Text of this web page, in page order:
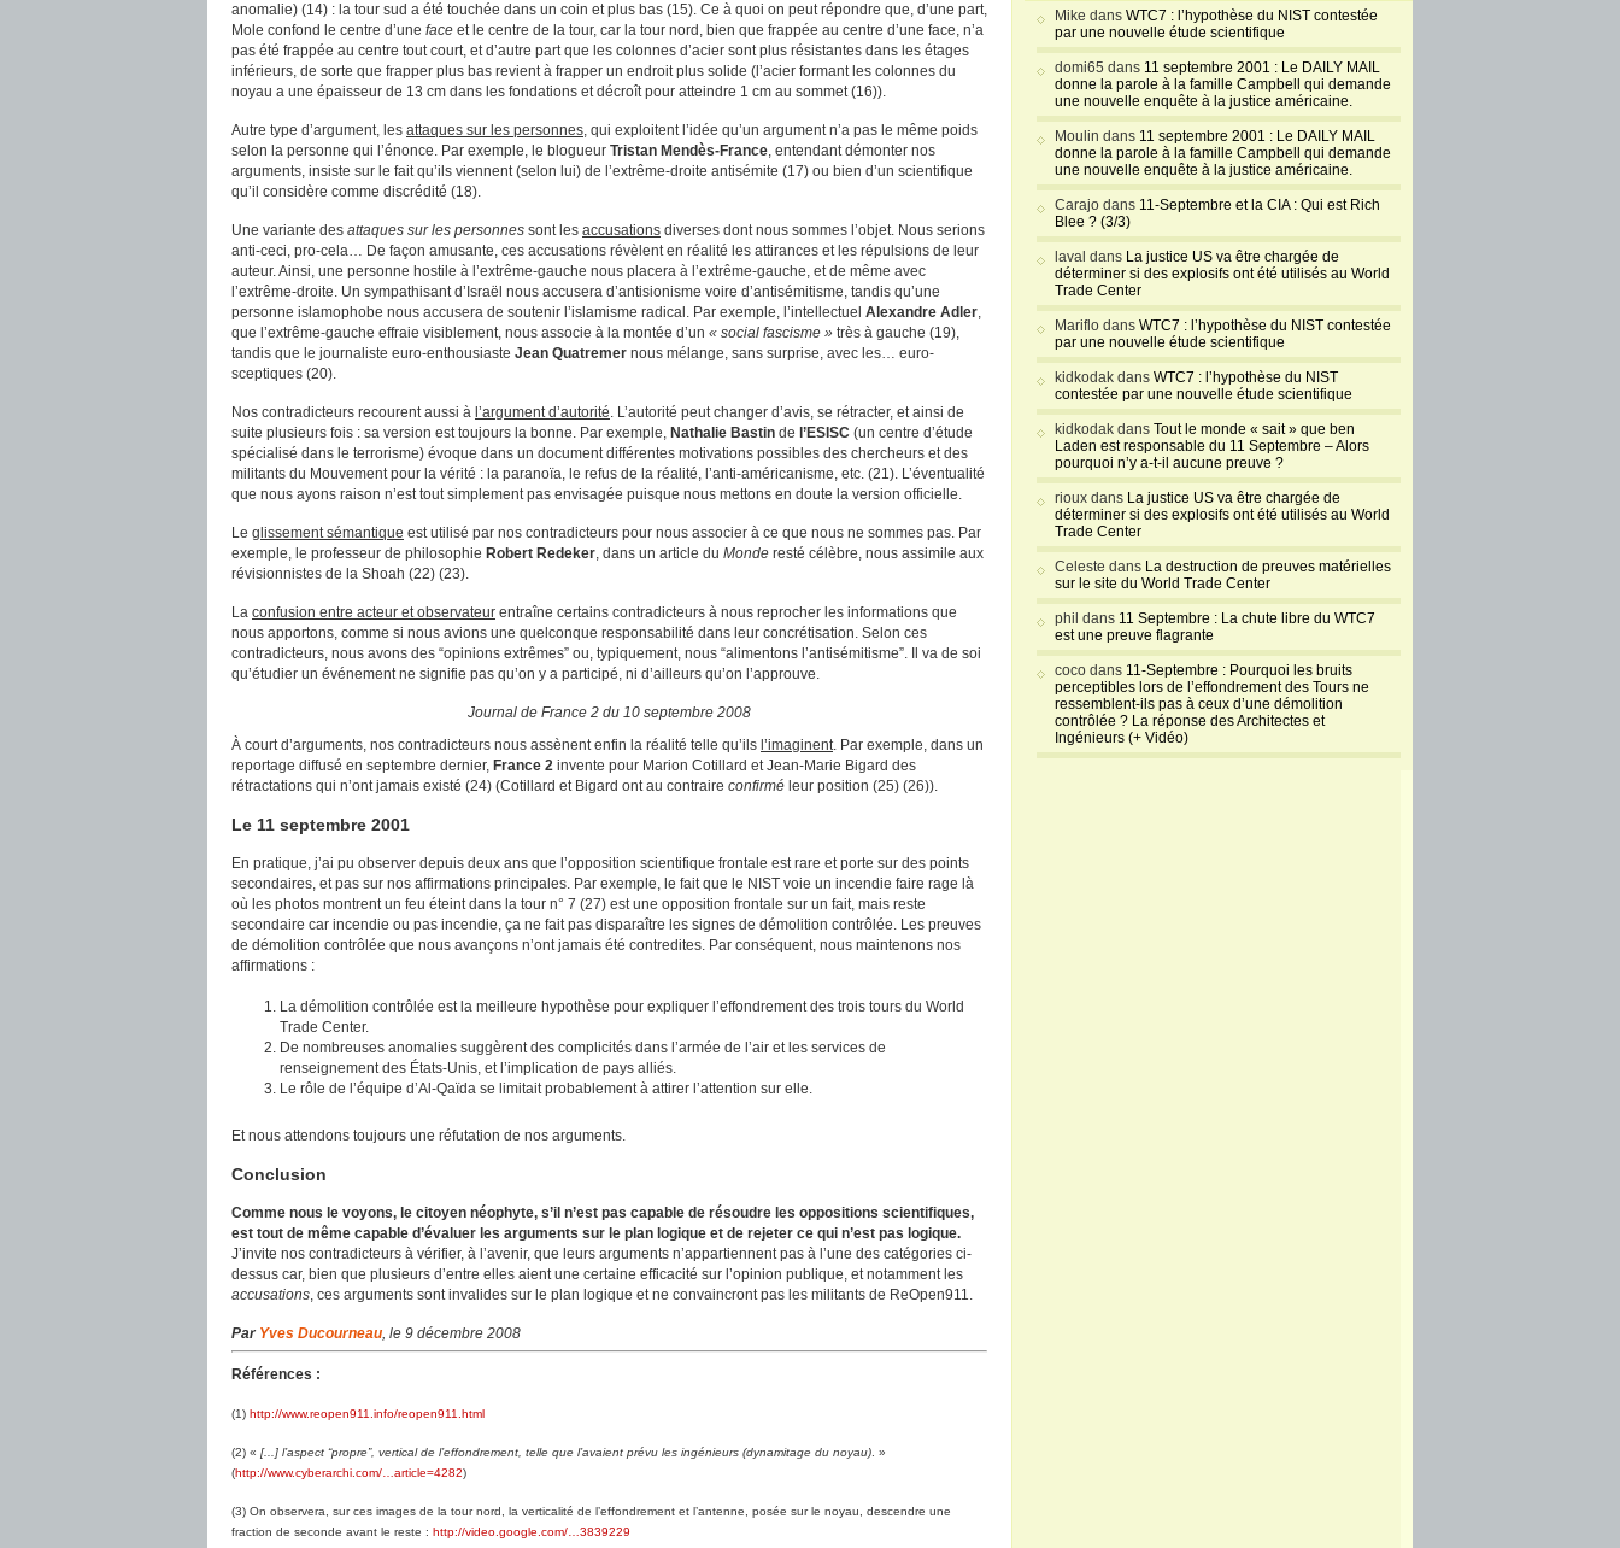
anomalie) (14) : la tour sud a été touchée dans un coin et plus bas (15). Ce à quoi on peut répondre que, d’une part,
Mole confond le centre d’une face et le centre de la tour, car la tour nord, bien que frappée au centre d’une face, n’a
pas été frappée au centre tout court, et d’autre part que les colonnes d’acier sont plus résistantes dans les étages
inférieurs, de sorte que frapper plus bas revient à frapper un endroit plus solide (l’acier formant les colonnes du
noyau a une épaisseur de 13 cm dans les fondations et décroît pour atteindre 1 cm au sommet (16)).
Autre type d’argument, les attaques sur les personnes, qui exploitent l’idée qu’un argument n’a pas le même poids
selon la personne qui l’énonce. Par exemple, le blogueur Tristan Mendès-France, entendant démonter nos
arguments, insiste sur le fait qu’ils viennent (selon lui) de l’extrême-droite antisémite (17) ou bien d’un scientifique
qu’il considère comme discrédité (18).
Une variante des attaques sur les personnes sont les accusations diverses dont nous sommes l’objet. Nous serions
anti-ceci, pro-cela… De façon amusante, ces accusations révèlent en réalité les attirances et les répulsions de leur
auteur. Ainsi, une personne hostile à l’extrême-gauche nous placera à l’extrême-gauche, et de même avec
l’extrême-droite. Un sympathisant d’Israël nous accusera d’antisionisme voire d’antisémitisme, tandis qu’une
personne islamophobe nous accusera de soutenir l’islamisme radical. Par exemple, l’intellectuel Alexandre Adler,
que l’extrême-gauche effraie visiblement, nous associe à la montée d’un « social fascisme » très à gauche (19),
tandis que le journaliste euro-enthousiaste Jean Quatremer nous mélange, sans surprise, avec les… euro-
sceptiques (20).
Nos contradicteurs recourent aussi à l’argument d’autorité. L’autorité peut changer d’avis, se rétracter, et ainsi de
suite plusieurs fois : sa version est toujours la bonne. Par exemple, Nathalie Bastin de l’ESISC (un centre d’étude
spécialisé dans le terrorisme) évoque dans un document différentes motivations possibles des chercheurs et des
militants du Mouvement pour la vérité : la paranoïa, le refus de la réalité, l’anti-américanisme, etc. (21). L’éventualité
que nous ayons raison n’est tout simplement pas envisagée puisque nous mettons en doute la version officielle.
Le glissement sémantique est utilisé par nos contradicteurs pour nous associer à ce que nous ne sommes pas. Par
exemple, le professeur de philosophie Robert Redeker, dans un article du Monde resté célèbre, nous assimile aux
révisionnistes de la Shoah (22) (23).
La confusion entre acteur et observateur entraîne certains contradicteurs à nous reprocher les informations que
nous apportons, comme si nous avions une quelconque responsabilité dans leur concrétisation. Selon ces
contradicteurs, nous avons des “opinions extrêmes” ou, typiquement, nous “alimentons l’antisémitisme”. Il va de soi
qu’étudier un événement ne signifie pas qu’on y a participé, ni d’ailleurs qu’on l’approuve.
Journal de France 2 du 10 septembre 2008
À court d’arguments, nos contradicteurs nous assènent enfin la réalité telle qu’ils l’imaginent. Par exemple, dans un
reportage diffusé en septembre dernier, France 2 invente pour Marion Cotillard et Jean-Marie Bigard des
rétractations qui n’ont jamais existé (24) (Cotillard et Bigard ont au contraire confirmé leur position (25) (26)).
Le 11 septembre 2001
En pratique, j’ai pu observer depuis deux ans que l’opposition scientifique frontale est rare et porte sur des points
secondaires, et pas sur nos affirmations principales. Par exemple, le fait que le NIST voie un incendie faire rage là
où les photos montrent un feu éteint dans la tour n° 7 (27) est une opposition frontale sur un fait, mais reste
secondaire car incendie ou pas incendie, ça ne fait pas disparaître les signes de démolition contrôlée. Les preuves
de démolition contrôlée que nous avançons n’ont jamais été contredites. Par conséquent, nous maintenons nos
affirmations :
La démolition contrôlée est la meilleure hypothèse pour expliquer l’effondrement des trois tours du World
Trade Center.
De nombreuses anomalies suggèrent des complicités dans l’armée de l’air et les services de
renseignement des États-Unis, et l’implication de pays alliés.
Le rôle de l’équipe d’Al-Qaïda se limitait probablement à attirer l’attention sur elle.
Et nous attendons toujours une réfutation de nos arguments.
Conclusion
Comme nous le voyons, le citoyen néophyte, s’il n’est pas capable de résoudre les oppositions scientifiques,
est tout de même capable d’évaluer les arguments sur le plan logique et de rejeter ce qui n’est pas logique.
J’invite nos contradicteurs à vérifier, à l’avenir, que leurs arguments n’appartiennent pas à l’une des catégories ci-
dessus car, bien que plusieurs d’entre elles aient une certaine efficacité sur l’opinion publique, et notamment les
accusations, ces arguments sont invalides sur le plan logique et ne convaincront pas les militants de ReOpen911.
Par Yves Ducourneau, le 9 décembre 2008
Références :
(1) http://www.reopen911.info/reopen911.html
(2) « [...] l’aspect “propre”, vertical de l’effondrement, telle que l’avaient prévu les ingénieurs (dynamitage du noyau) . »
(http://www.cyberarchi.com/…article=4282)
(3) On observera, sur ces images de la tour nord, la verticalité de l’effondrement et l’antenne, posée sur le noyau, descendre une
fraction de seconde avant le reste : http://video.google.com/…3839229
Mike dans WTC7 : l’hypothèse du NIST contestée
par une nouvelle étude scientifique
domi65 dans 11 septembre 2001 : Le DAILY MAIL
donne la parole à la famille Campbell qui demande
une nouvelle enquête à la justice américaine.
Moulin dans 11 septembre 2001 : Le DAILY MAIL
donne la parole à la famille Campbell qui demande
une nouvelle enquête à la justice américaine.
Carajo dans 11-Septembre et la CIA : Qui est Rich
Blee ? (3/3)
laval dans La justice US va être chargée de
déterminer si des explosifs ont été utilisés au World
Trade Center
Mariflo dans WTC7 : l’hypothèse du NIST contestée
par une nouvelle étude scientifique
kidkodak dans WTC7 : l’hypothèse du NIST
contestée par une nouvelle étude scientifique
kidkodak dans Tout le monde « sait » que ben
Laden est responsable du 11 Septembre – Alors
pourquoi n’y a-t-il aucune preuve ?
rioux dans La justice US va être chargée de
déterminer si des explosifs ont été utilisés au World
Trade Center
Celeste dans La destruction de preuves matérielles
sur le site du World Trade Center
phil dans 11 Septembre : La chute libre du WTC7
est une preuve flagrante
coco dans 11-Septembre : Pourquoi les bruits
perceptibles lors de l’effondrement des Tours ne
ressemblent-ils pas à ceux d’une démolition
contrôlée ? La réponse des Architectes et
Ingénieurs (+ Vidéo)